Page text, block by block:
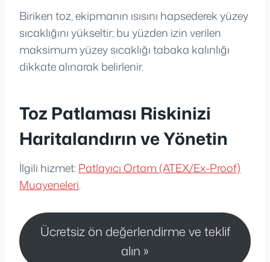
Biriken toz, ekipmanın ısısını hapsederek yüzey
sıcaklığını yükseltir; bu yüzden izin verilen
maksimum yüzey sıcaklığı tabaka kalınlığı
dikkate alınarak belirlenir.
Toz Patlaması Riskinizi
Haritalandırın ve Yönetin
İlgili hizmet:Patlayıcı Ortam (ATEX/Ex-Proof)
Muayeneleri.
Ücretsiz ön değerlendirme ve teklif
alın »